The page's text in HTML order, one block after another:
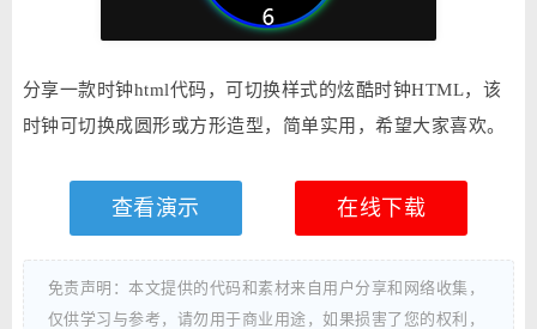
分享一款时钟html代码，可切换样式的炫酷时钟HTML，该
时钟可切换成圆形或方形造型，简单实用，希望大家喜欢。
查看演示 在线下载
免责声明：本文提供的代码和素材来自用户分享和网络收集，
仅供学习与参考，请勿用于商业用途，如果损害了您的权利，